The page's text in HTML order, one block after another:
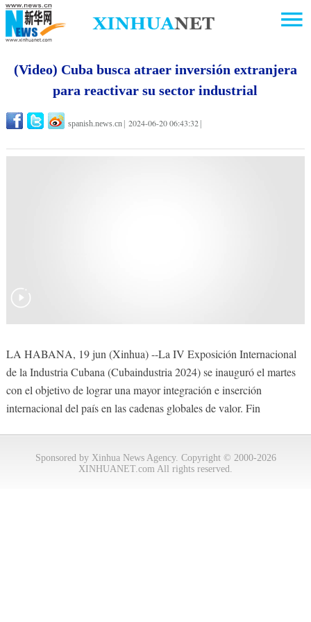
(Video) Cuba busca atraer inversión extranjera
para reactivar su sector industrial
spanish.news.cn 2024-06-20 06:43:32
LA HABANA, 19 jun (Xinhua) --La IV Exposición Internacional
de la Industria Cubana (Cubaindustria 2024) se inauguró el martes
con el objetivo de lograr una mayor integración e inserción
internacional del país en las cadenas globales de valor. Fin
Sponsored by Xinhua News Agency. Copyright © 2000-2026
XINHUANET.com All rights reserved.